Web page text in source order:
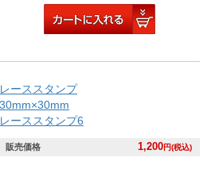
レーススタンプ
30mm×30mm
レーススタンプ6
販売価格 1,200円(税込)